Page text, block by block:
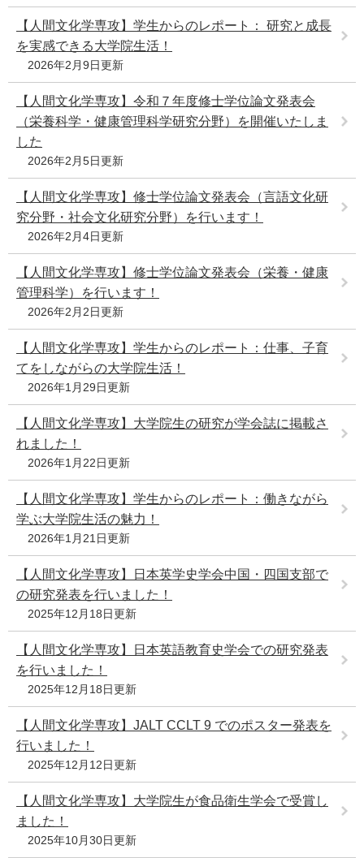
【人間文化学専攻】学生からのレポート： 研究と成長
を実感できる大学院生活！
2026年2月9日更新
【人間文化学専攻】令和７年度修士学位論文発表会
（栄養科学・健康管理科学研究分野）を開催いたしま
した
2026年2月5日更新
【人間文化学専攻】修士学位論文発表会（言語文化研
究分野・社会文化研究分野）を行います！
2026年2月4日更新
【人間文化学専攻】修士学位論文発表会（栄養・健康
管理科学）を行います！
2026年2月2日更新
【人間文化学専攻】学生からのレポート：仕事、子育
てをしながらの大学院生活！
2026年1月29日更新
【人間文化学専攻】大学院生の研究が学会誌に掲載さ
れました！
2026年1月22日更新
【人間文化学専攻】学生からのレポート：働きながら
学ぶ大学院生活の魅力！
2026年1月21日更新
【人間文化学専攻】日本英学史学会中国・四国支部で
の研究発表を行いました！
2025年12月18日更新
【人間文化学専攻】日本英語教育史学会での研究発表
を行いました！
2025年12月18日更新
【人間文化学専攻】JALT CCLT 9 でのポスター発表を
行いました！
2025年12月12日更新
【人間文化学専攻】大学院生が食品衛生学会で受賞し
ました！
2025年10月30日更新